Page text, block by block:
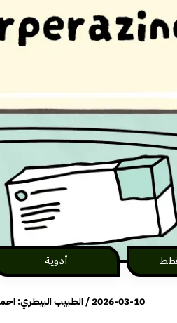
أدوية
2026-03-10
/الطبيب البيطري: